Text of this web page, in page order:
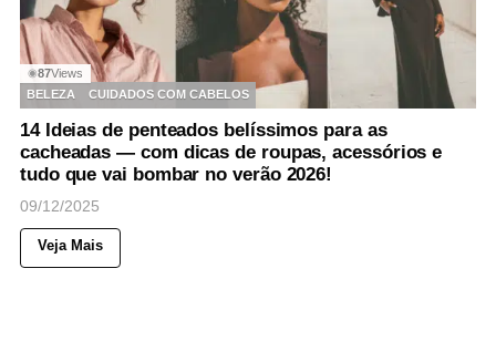
◉87Views
BELEZA
CUIDADOS COM CABELOS
14 Ideias de penteados belíssimos para as
cacheadas — com dicas de roupas, acessórios e
tudo que vai bombar no verão 2026!
09/12/2025
Veja Mais